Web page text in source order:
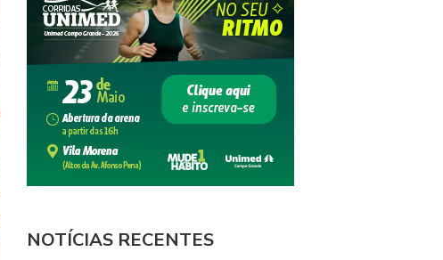
NOTÍCIAS RECENTES